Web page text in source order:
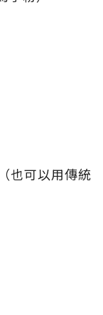
也可以用傳統